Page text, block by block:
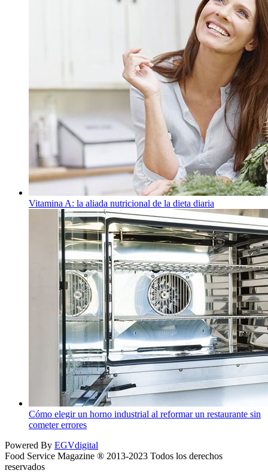
Vitamina A: la aliada nutricional de la dieta diaria
Cómo elegir un horno industrial al reformar un restaurante sin
cometer errores
Powered By EGVdigital
Food Service Magazine ® 2013-2023 Todos los derechos
reservados